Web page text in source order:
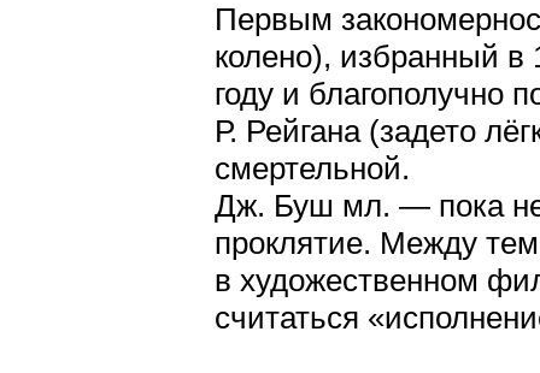
Первым
колено), избранный
году и благополучно
Р. Рейгана (задето
смертельной.
Дж. Буш мл. — пока не
проклятие. Между
в художественном
считаться